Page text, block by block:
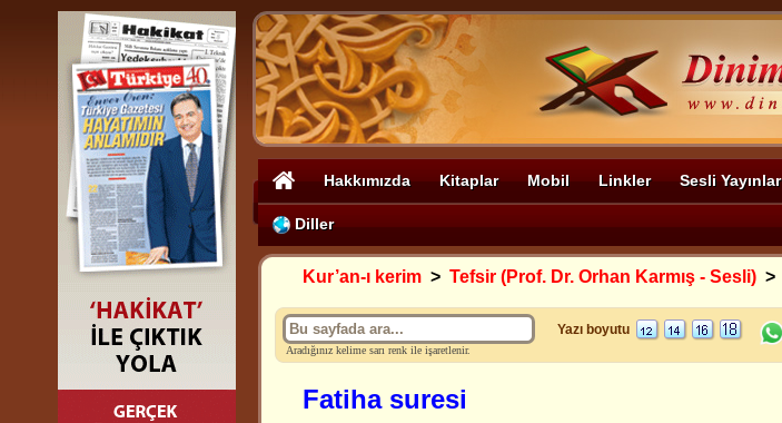
Hakkımızda Kitaplar Mobil Linkler Sesli Yayınlar
Diller
Kur’an-ı kerim > Tefsir (Prof. Dr. Orhan Karmış - Sesli) >
Aradığınız kelime sarı renk ile işaretlenir.
Yazı boyutu
Fatiha suresi